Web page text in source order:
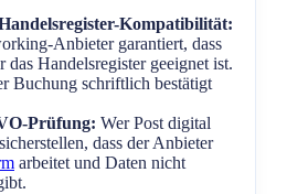
Kompatibilität:
Anbieter garantiert, dass
das Handelsregister geeignet ist.
Buchung schriftlich bestätigt
Prüfung: Wer Post digital
dass der Anbieter
arbeitet und Daten nicht